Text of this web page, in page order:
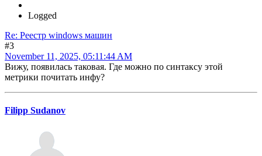
Logged
Re: Реестр windows машин
#3
November 11, 2025, 05:11:44 AM
Вижу, появилась таковая. Где можно по синтаксу этой
метрики почитать инфу?
Filipp Sudanov